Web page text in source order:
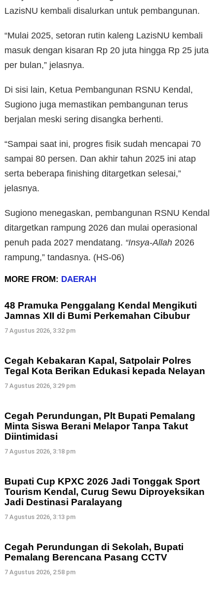
LazisNU kembali disalurkan untuk pembangunan.
“Mulai 2025, setoran rutin kaleng LazisNU kembali
masuk dengan kisaran Rp 20 juta hingga Rp 25 juta
per bulan,” jelasnya.
Di sisi lain, Ketua Pembangunan RSNU Kendal,
Sugiono juga memastikan pembangunan terus
berjalan meski sering disangka berhenti.
“Sampai saat ini, progres fisik sudah mencapai 70
sampai 80 persen. Dan akhir tahun 2025 ini atap
serta beberapa finishing ditargetkan selesai,”
jelasnya.
Sugiono menegaskan, pembangunan RSNU Kendal
ditargetkan rampung 2026 dan mulai operasional
penuh pada 2027 mendatang. “Insya-Allah 2026
rampung,” tandasnya. (HS-06)
MORE FROM: DAERAH
48 Pramuka Penggalang Kendal Mengikuti
Jamnas XII di Bumi Perkemahan Cibubur
7 Agustus 2026, 3:32 pm
Cegah Kebakaran Kapal, Satpolair Polres
Tegal Kota Berikan Edukasi kepada Nelayan
7 Agustus 2026, 3:29 pm
Cegah Perundungan, Plt Bupati Pemalang
Minta Siswa Berani Melapor Tanpa Takut
Diintimidasi
7 Agustus 2026, 3:18 pm
Bupati Cup KPXC 2026 Jadi Tonggak Sport
Tourism Kendal, Curug Sewu Diproyeksikan
Jadi Destinasi Paralayang
7 Agustus 2026, 3:13 pm
Cegah Perundungan di Sekolah, Bupati
Pemalang Berencana Pasang CCTV
7 Agustus 2026, 2:58 pm